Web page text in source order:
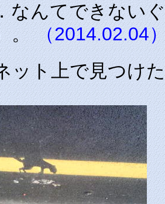
なんてできない
。（2014.02.04
ット上で見つけ